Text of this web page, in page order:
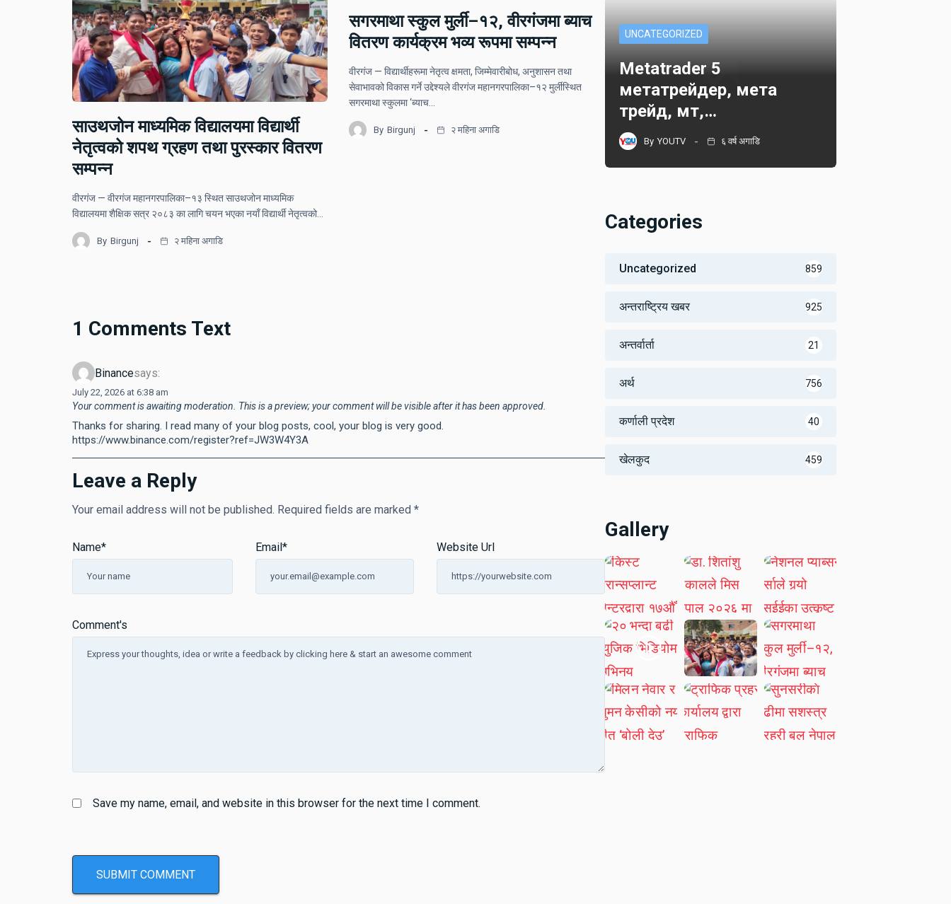
साउथजोन माध्यमिक विद्यालयमा विद्यार्थी
नेतृत्वको शपथ ग्रहण तथा पुरस्कार वितरण
सम्पन्न
वीरगंज — वीरगंज महानगरपालिका–१३ स्थित साउथजोन माध्यमिक
विद्यालयमा शैक्षिक सत्र २०८३ का लागि चयन भएका नयाँ विद्यार्थी नेतृत्वको…
By Birgunj २ महिना अगाडि
सगरमाथा स्कुल मुर्ली–१२, वीरगंजमा ब्याच
वितरण कार्यक्रम भव्य रूपमा सम्पन्न
वीरगंज — विद्यार्थीहरूमा नेतृत्व क्षमता, जिम्मेवारीबोध, अनुशासन तथा
सेवाभावको विकास गर्ने उद्देश्यले वीरगंज महानगरपालिका–१२ मुर्लीस्थित
सगरमाथा स्कुलमा ‘ब्याच…
By Birgunj २ महिना अगाडि
1 Comments Text
Binancesays:
July 22, 2026 at 6:38 am
Your comment is awaiting moderation. This is a preview; your comment will be visible after it has been approved.
Thanks for sharing. I read many of your blog posts, cool, your blog is very good.
https://www.binance.com/register?ref=JW3W4Y3A
Leave a Reply
Your email address will not be published. Required fields are marked *
Comment's
Name* Email * Website Url
Save my name, email, and website in this browser for the next time I comment.
UNCATEGORIZED
Metatrader 5
метатрейдер, мета
трейд, мт,…
By YOUTV ६ वर्ष अगाडि
Categories
Uncategorized 859
अन्तराष्ट्रिय खबर 925
अन्तर्वार्ता 21
अर्थ 756
कर्णाली प्रदेश 40
खेलकुद 459
Gallery